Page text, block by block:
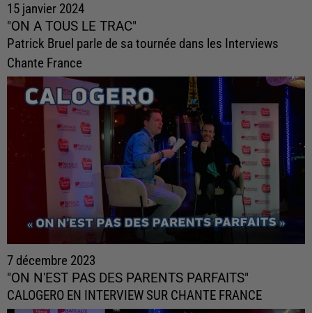
15 janvier 2024
"ON A TOUS LE TRAC"
Patrick Bruel parle de sa tournée dans les Interviews
Chante France
7 décembre 2023
"ON N'EST PAS DES PARENTS PARFAITS"
CALOGERO EN INTERVIEW SUR CHANTE FRANCE